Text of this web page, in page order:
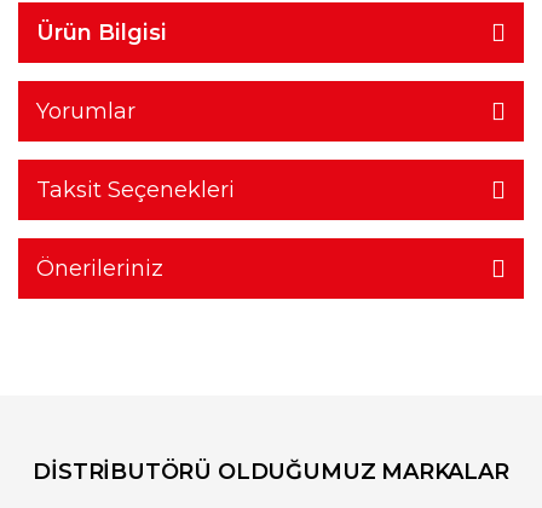
Ürün Bilgisi
Yorumlar
Taksit Seçenekleri
Önerileriniz
DİSTRİBUTÖRÜ OLDUĞUMUZ MARKALAR